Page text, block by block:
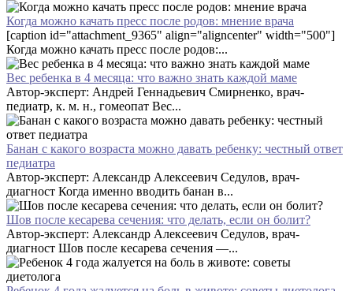
Когда можно качать пресс после родов: мнение врача
[caption id="attachment_9365" align="aligncenter" width="500"]
Когда можно качать пресс после родов:...
Вес ребенка в 4 месяца: что важно знать каждой маме
Автор-эксперт: Андрей Геннадьевич Смирненко, врач-
педиатр, к. м. н., гомеопат Вес...
Банан с какого возраста можно давать ребенку: честный ответ
педиатра
Автор-эксперт: Александр Алексеевич Седулов, врач-
диагност Когда именно вводить банан в...
Шов после кесарева сечения: что делать, если он болит?
Автор-эксперт: Александр Алексеевич Седулов, врач-
диагност Шов после кесарева сечения —...